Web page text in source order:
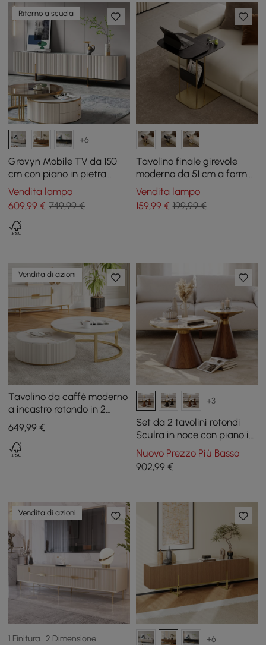
Ritorno a scuola
+6
Grovyn Mobile TV da 150
cm con piano in pietra
sinterizzata scanalato e
ampi vani contenitore
Vendita lampo
609,99 € 749,99 €
Tavolino finale girevole
moderno da 51 cm a forma
di C in nero e oro con
portariviste
Vendita lampo
159,99€ 199,99 €
Vendita di azioni
Tavolino da caffè moderno
a incastro rotondo in 2
pezzi in beige
649,99 €
+3
Set da 2 tavolini rotondi
Sculra in noce con piano in
pietra sinterizzata (20 - 70
cm)
Nuovo Prezzo Più Basso
902,99€
Vendita di azioni
1 Finitura | 2 Dimensione +6